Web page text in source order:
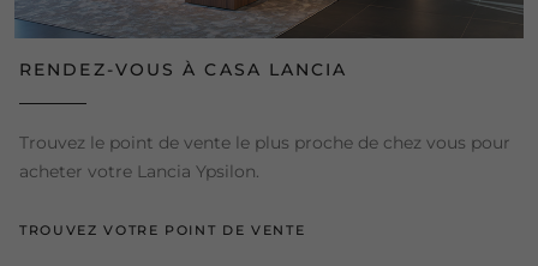
RENDEZ-VOUS À CASA LANCIA
Trouvez le point de vente le plus proche de chez vous pour
acheter votre Lancia Ypsilon.
TROUVEZ VOTRE POINT DE VENTE